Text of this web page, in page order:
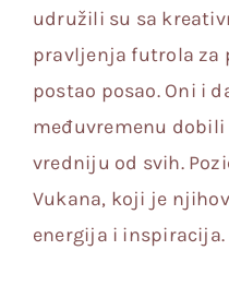
udružili su sa
pravljenja futrola za
postao posao. Oni i
međuvremenu
vredniju od svih.
Vukana, koji je
energija i inspiracija.